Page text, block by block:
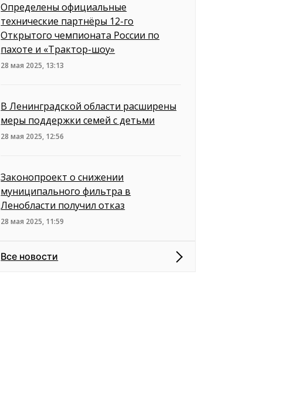
Определены официальные
технические партнёры 12-го
Открытого чемпионата России по
пахоте и «Трактор-шоу»
28 мая 2025, 13:13
В Ленинградской области расширены
меры поддержки семей с детьми
28 мая 2025, 12:56
Законопроект о снижении
муниципального фильтра в
Ленобласти получил отказ
28 мая 2025, 11:59
Все новости